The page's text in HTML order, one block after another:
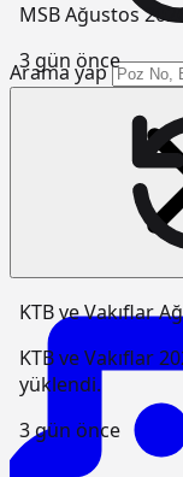
Arama yap
MSB Ağustos
3 gün önce
KTB ve Vakıflar
KTB ve Vakıflar
yüklendi.
3 gün önce